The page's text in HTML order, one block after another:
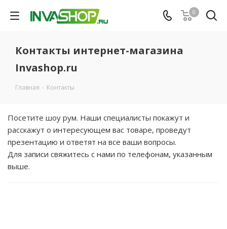
0
Контакты интернет-магазина
Invashop.ru
Главная - Контакты
Посетите шоу рум. Наши специалисты покажут и
расскажут о интересующем вас товаре, проведут
презентацию и ответят на все ваши вопросы.
Для записи свяжитесь с нами по телефонам, указанным
выше.